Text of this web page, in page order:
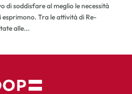
di soddisfare al meglio le necessità
esprimono. Tra le attività di Re-
alle...